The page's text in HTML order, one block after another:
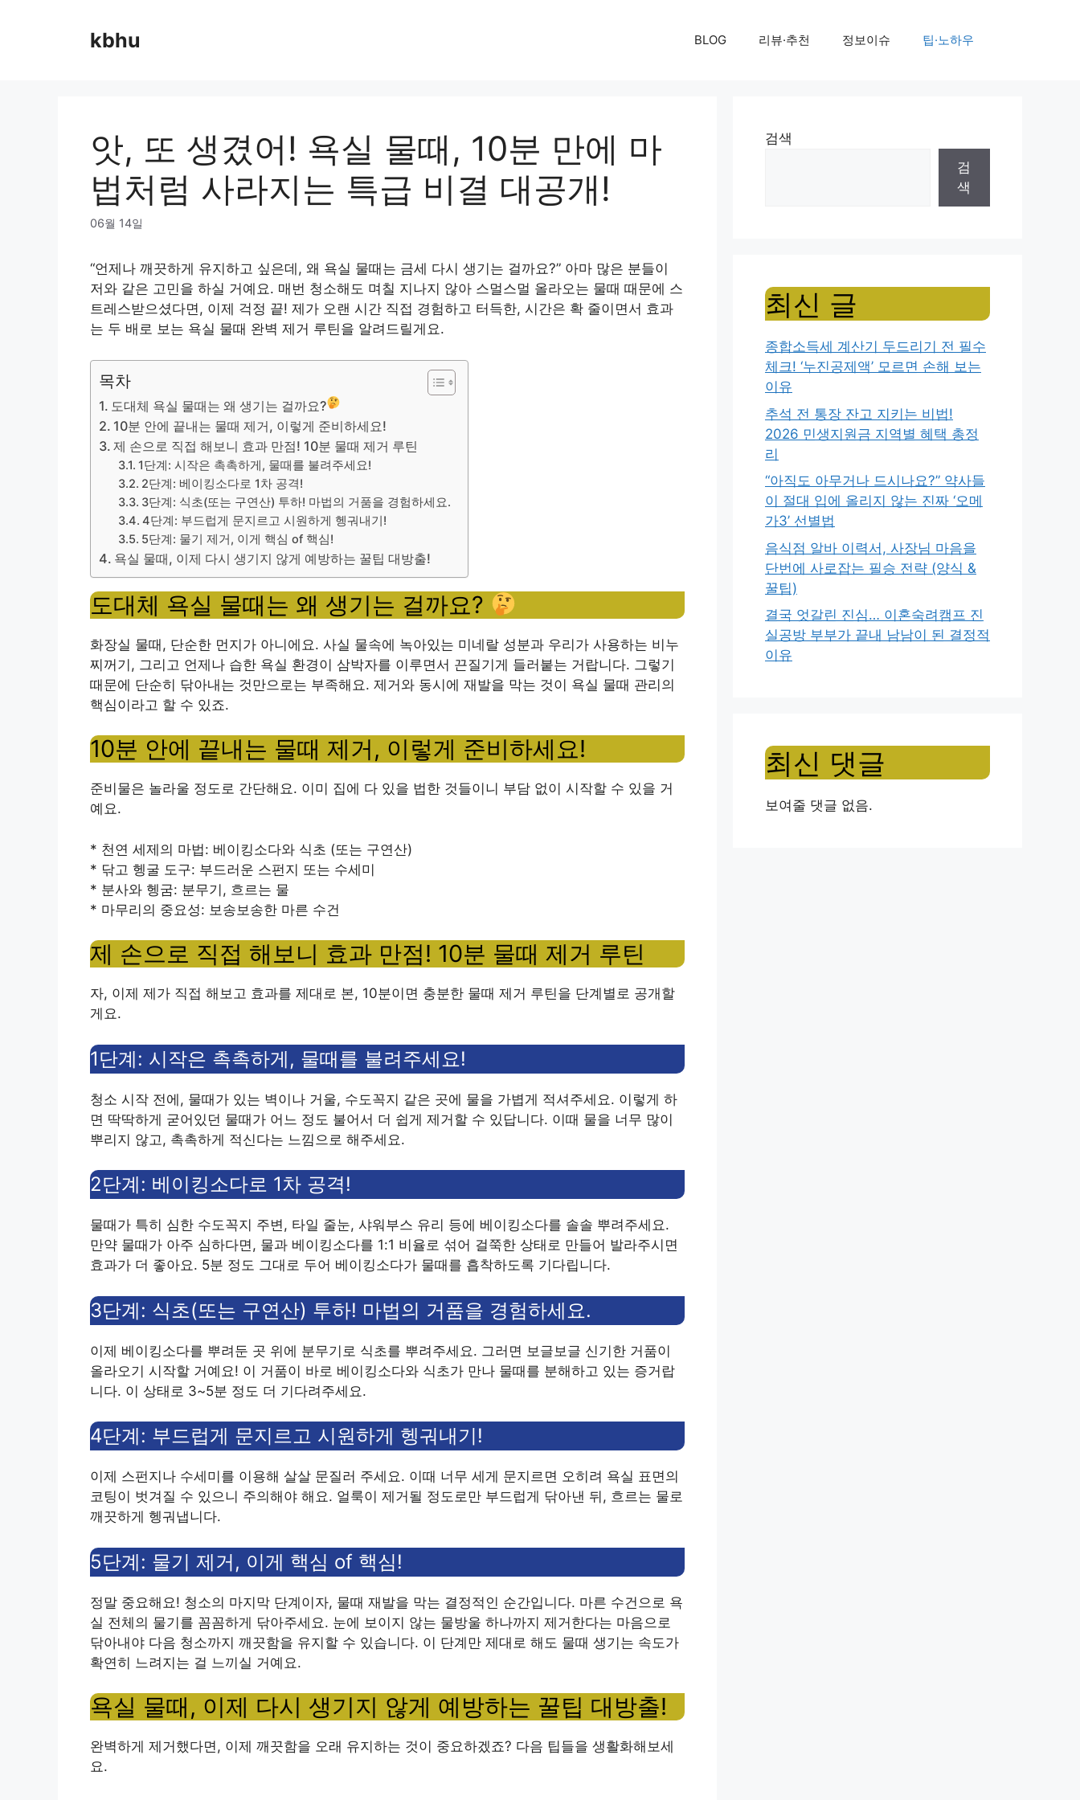
kbhu BLOG 리뷰·추천 정보이슈 팁·노하우
앗, 또 생겼어! 욕실 물때, 10분 만에 마
법처럼 사라지는 특급 비결 대공개!
06월 14일
“언제나 깨끗하게 유지하고 싶은데, 왜 욕실 물때는 금세 다시 생기는 걸까요?” 아마 많은 분들이
저와 같은 고민을 하실 거예요. 매번 청소해도 며칠 지나지 않아 스멀스멀 올라오는 물때 때문에 스
트레스받으셨다면, 이제 걱정 끝! 제가 오랜 시간 직접 경험하고 터득한, 시간은 확 줄이면서 효과
는 두 배로 보는 욕실 물때 완벽 제거 루틴을 알려드릴게요.
목차
도대체 욕실 물때는 왜 생기는 걸까요?
10분 안에 끝내는 물때 제거, 이렇게 준비하세요!
제 손으로 직접 해보니 효과 만점! 10분 물때 제거 루틴
1단계: 시작은 촉촉하게, 물때를 불려주세요!
2단계: 베이킹소다로 1차 공격!
3단계: 식초(또는 구연산) 투하! 마법의 거품을 경험하세요.
4단계: 부드럽게 문지르고 시원하게 헹궈내기!
5단계: 물기 제거, 이게 핵심 of 핵심!
욕실 물때, 이제 다시 생기지 않게 예방하는 꿀팁 대방출!
도대체 욕실 물때는 왜 생기는 걸까요?
화장실 물때, 단순한 먼지가 아니에요. 사실 물속에 녹아있는 미네랄 성분과 우리가 사용하는 비누
찌꺼기, 그리고 언제나 습한 욕실 환경이 삼박자를 이루면서 끈질기게 들러붙는 거랍니다. 그렇기
때문에 단순히 닦아내는 것만으로는 부족해요. 제거와 동시에 재발을 막는 것이 욕실 물때 관리의
핵심이라고 할 수 있죠.
10분 안에 끝내는 물때 제거, 이렇게 준비하세요!
준비물은 놀라울 정도로 간단해요. 이미 집에 다 있을 법한 것들이니 부담 없이 시작할 수 있을 거
예요.
* 천연 세제의 마법: 베이킹소다와 식초 (또는 구연산)
* 닦고 헹굴 도구: 부드러운 스펀지 또는 수세미
* 분사와 헹굼: 분무기, 흐르는 물
* 마무리의 중요성: 보송보송한 마른 수건
제 손으로 직접 해보니 효과 만점! 10분 물때 제거 루틴
자, 이제 제가 직접 해보고 효과를 제대로 본, 10분이면 충분한 물때 제거 루틴을 단계별로 공개할
게요.
1단계: 시작은 촉촉하게, 물때를 불려주세요!
청소 시작 전에, 물때가 있는 벽이나 거울, 수도꼭지 같은 곳에 물을 가볍게 적셔주세요. 이렇게 하
면 딱딱하게 굳어있던 물때가 어느 정도 불어서 더 쉽게 제거할 수 있답니다. 이때 물을 너무 많이
뿌리지 않고, 촉촉하게 적신다는 느낌으로 해주세요.
2단계: 베이킹소다로 1차 공격!
물때가 특히 심한 수도꼭지 주변, 타일 줄눈, 샤워부스 유리 등에 베이킹소다를 솔솔 뿌려주세요.
만약 물때가 아주 심하다면, 물과 베이킹소다를 1:1 비율로 섞어 걸쭉한 상태로 만들어 발라주시면
효과가 더 좋아요. 5분 정도 그대로 두어 베이킹소다가 물때를 흡착하도록 기다립니다.
3단계: 식초(또는 구연산) 투하! 마법의 거품을 경험하세요.
이제 베이킹소다를 뿌려둔 곳 위에 분무기로 식초를 뿌려주세요. 그러면 보글보글 신기한 거품이
올라오기 시작할 거예요! 이 거품이 바로 베이킹소다와 식초가 만나 물때를 분해하고 있는 증거랍
니다. 이 상태로 3~5분 정도 더 기다려주세요.
4단계: 부드럽게 문지르고 시원하게 헹궈내기!
이제 스펀지나 수세미를 이용해 살살 문질러 주세요. 이때 너무 세게 문지르면 오히려 욕실 표면의
코팅이 벗겨질 수 있으니 주의해야 해요. 얼룩이 제거될 정도로만 부드럽게 닦아낸 뒤, 흐르는 물로
깨끗하게 헹궈냅니다.
5단계: 물기 제거, 이게 핵심 of 핵심!
정말 중요해요! 청소의 마지막 단계이자, 물때 재발을 막는 결정적인 순간입니다. 마른 수건으로 욕
실 전체의 물기를 꼼꼼하게 닦아주세요. 눈에 보이지 않는 물방울 하나까지 제거한다는 마음으로
닦아내야 다음 청소까지 깨끗함을 유지할 수 있습니다. 이 단계만 제대로 해도 물때 생기는 속도가
확연히 느려지는 걸 느끼실 거예요.
욕실 물때, 이제 다시 생기지 않게 예방하는 꿀팁 대방출!
완벽하게 제거했다면, 이제 깨끗함을 오래 유지하는 것이 중요하겠죠? 다음 팁들을 생활화해보세
요.
검색
검
색
최신 글
종합소득세 계산기 두드리기 전 필수
체크! ‘누진공제액’ 모르면 손해 보는
이유
추석 전 통장 잔고 지키는 비법!
2026 민생지원금 지역별 혜택 총정
리
“아직도 아무거나 드시나요?” 약사들
이 절대 입에 올리지 않는 진짜 ‘오메
가3’ 선별법
음식점 알바 이력서, 사장님 마음을
단번에 사로잡는 필승 전략 (양식 &
꿀팁)
결국 엇갈린 진심… 이혼숙려캠프 진
실공방 부부가 끝내 남남이 된 결정적
이유
최신 댓글
보여줄 댓글 없음.